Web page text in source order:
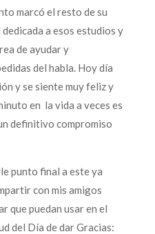
marcó el resto de su
a esos estudios y
de ayudar y
del habla. Hoy día
y se siente muy feliz y
en la vida a veces es
definitivo compromiso
punto final a este ya
con mis amigos
que puedan usar en el
del Día de dar Gracias: